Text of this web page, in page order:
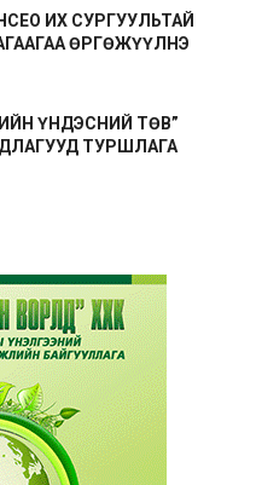
ИХ СУРГУУЛЬТАЙ
ӨРГӨЖҮҮЛНЭ
ҮНДЭСНИЙ ТӨВ”
ТУРШЛАГА